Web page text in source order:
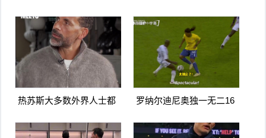
远角破门
热苏斯大多数外界人士都
罗纳尔迪尼奥独一无二16